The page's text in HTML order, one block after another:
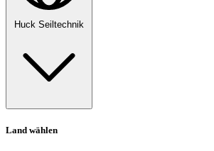
Huck Seiltechnik
Land wählen